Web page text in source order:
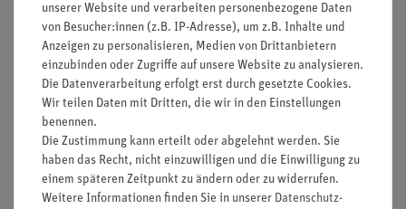
Ausstattung und technische Daten
Das Geräteset besteht aus allen für die Versuche
notwendigen Komponenten; lediglich ein zur
vorhandenen Gasversorgung passender Brenner muss
separat angeschafft werden
Stabile, stapelbare Aufbewahrungsboxen mit
gerätegeformten Schaumstoffeinsatz
Cobra SMARTsense Temperature: Messbereich:
-40...120 °C, Auflösung: 0,01 °C, Abtastrate: 10 Hz
unserer Website und verarbeiten personenbezogene Daten
von Besucher:innen (z.B. IP-Adresse), um z.B. Inhalte und
Anzeigen zu personalisieren, Medien von Drittanbietern
einzubinden oder Zugriffe auf unsere Website zu analysieren.
Die Datenverarbeitung erfolgt erst durch gesetzte Cookies.
Wir teilen Daten mit Dritten, die wir in den Einstellungen
benennen.
Die Zustimmung kann erteilt oder abgelehnt werden. Sie
haben das Recht, nicht einzuwilligen und die Einwilligung zu
einem späteren Zeitpunkt zu ändern oder zu widerrufen.
Weitere Informationen finden Sie in unserer Daten­schutz­